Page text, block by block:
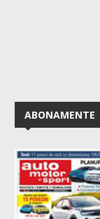
ABONAMENTE